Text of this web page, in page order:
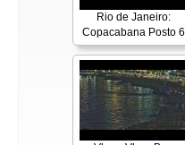
Rio de Janeiro:
Copacabana Posto 6